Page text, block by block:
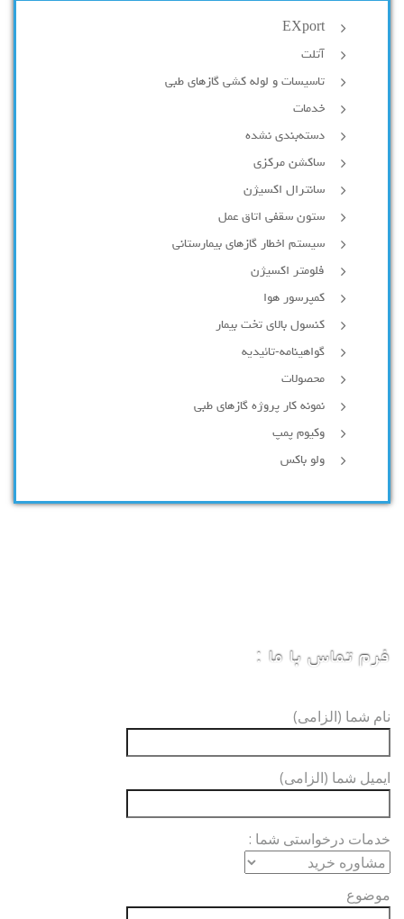
EXport
آتلت
تاسیسات و لوله کشی گازهای طبی
خدمات
دسته‌بندی نشده
ساکشن مرکزی
سانترال اکسیژن
ستون سقفی اتاق عمل
سیستم اخطار گازهای بیمارستانی
فلومتر اکسیژن
کمپرسور هوا
کنسول بالای تخت بیمار
گواهینامه-تائیدیه
محصولات
نمونه کار پروژه گازهای طبی
وکیوم پمپ
ولو باکس
فرم تماس با ما :
نام شما (الزامی)
ایمیل شما (الزامی)
خدمات درخواستی شما :
موضوع